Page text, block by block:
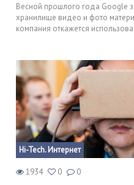
Весной прошлого года Google
хранилище видео и фото
компания откажется
Hi-Tech. Интернет
1934 0 0